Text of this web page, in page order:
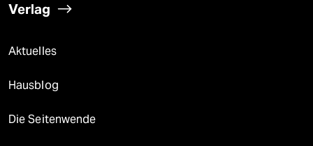
Verlag
Aktuelles
Hausblog
Die Seitenwende